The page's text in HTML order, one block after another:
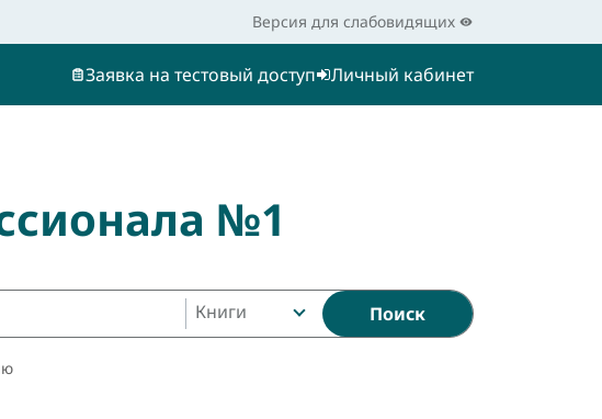
Версия для слабовидящих
Заявка на тестовый доступ Личный кабинет
№1
Книги Поиск